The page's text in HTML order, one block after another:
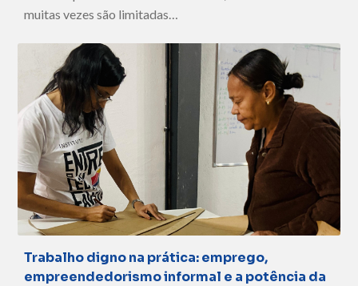
muitas vezes são limitadas…
Trabalho digno na prática: emprego,
empreendedorismo informal e a potência da